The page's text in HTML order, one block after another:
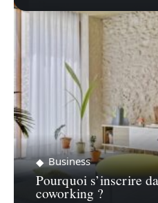
Business
Pourquoi s’inscrire
coworking ?